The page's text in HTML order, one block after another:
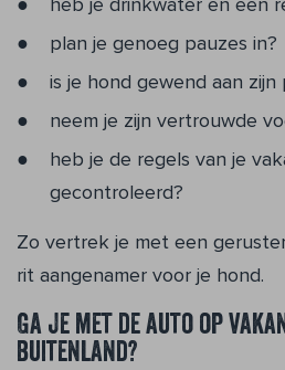
plan je genoeg pauzes in?
is je hond gewend aan
neem je zijn vertrouwde
heb je de regels van je
gecontroleerd?
Zo vertrek je met een
rit aangenamer voor je hond.
Ga je met de auto op
buitenland?